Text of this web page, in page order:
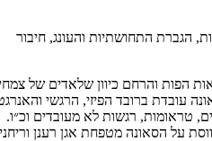
הגברת התחושתיות והעונג, חיבור
הפות והרחם כיוון שלאדים של צמחי
עובדת ברובד הפיזי, הרגשי והאנרגטי
רגשות לא מעובדים וכ״ו.
על הסאונה מטפחת אגן רענן וריחני.